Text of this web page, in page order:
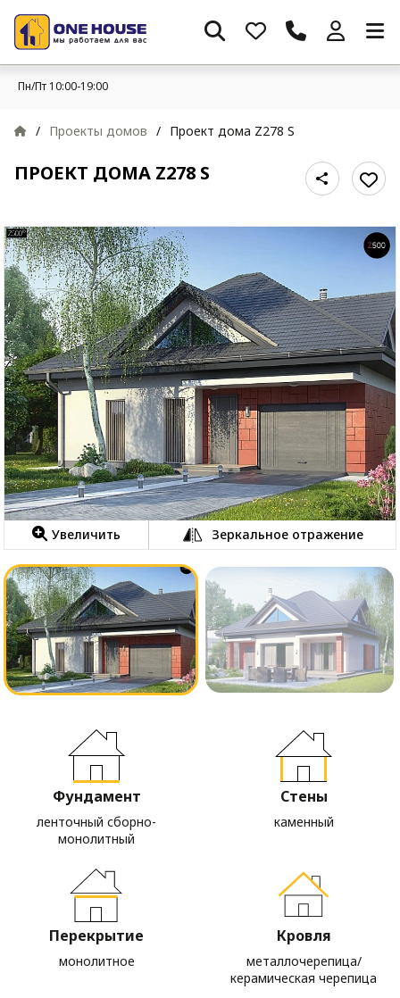
Пн/Пт 10:00-19:00
/ Проекты домов / Проект дома Z278 S
ПРОЕКТ ДОМА Z278 S
Увеличить Зеркальное отражение
Фундамент
ленточный сборно-
монолитный
Стены
каменный
Перекрытие
монолитное
Кровля
металлочерепица/
керамическая черепица